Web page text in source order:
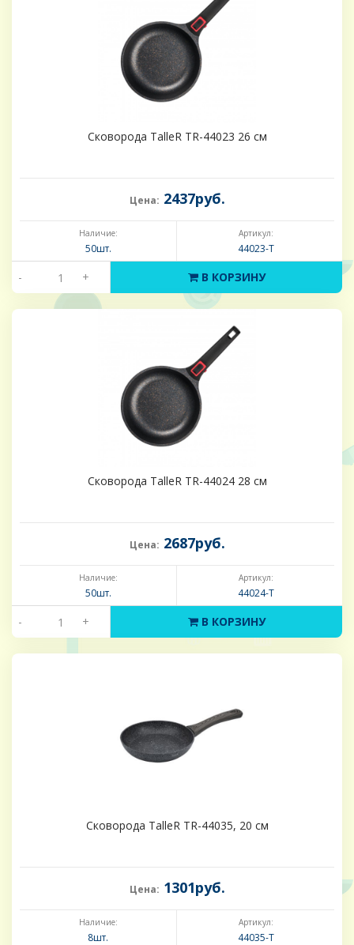
Сковорода TalleR TR-44023 26 см
Цена: 2437руб.
Наличие:
50шт.
Артикул:
44023-Т
- + В КОРЗИНУ
Сковорода TalleR TR-44024 28 см
Цена: 2687руб.
Наличие:
50шт.
Артикул:
44024-Т
- + В КОРЗИНУ
Сковорода TalleR TR-44035, 20 см
Цена: 1301руб.
Наличие:
8шт.
Артикул:
44035-Т